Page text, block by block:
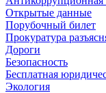
Открытые данные
Порубочный билет
Прокуратура
Дороги
Безопасность
Бесплатная
Экология